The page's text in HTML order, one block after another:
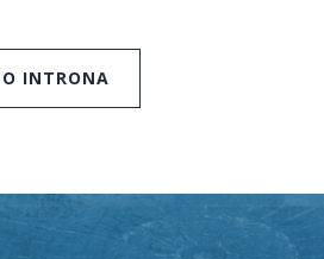
INTRONA